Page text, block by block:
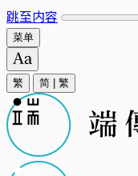
跳至内容
菜单
繁 简 繁